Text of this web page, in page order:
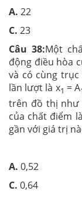
A.
C.
Câu 38:Một
động điều hòa
và có cùng
lần lượt là x1 = A
trên đồ thị như
của chất điểm
gần với giá trị
A.
C.